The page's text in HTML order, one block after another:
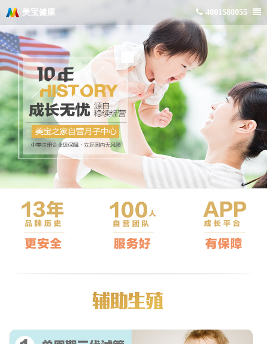
美宝健康 4001580055